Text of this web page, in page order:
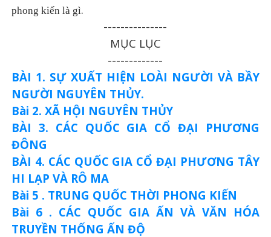
phong kiến là gì.
---------------
MỤC LỤC
-------------
BÀI 1. SỰ XUẤT HIỆN LOÀI NGƯỜI VÀ BẦY
NGƯỜI NGUYÊN THỦY.
Bài 2. XÃ HỘI NGUYÊN THỦY
BÀI 3. CÁC QUỐC GIA CỔ ĐẠI PHƯƠNG
ĐÔNG
BÀI 4. CÁC QUỐC GIA CỔ ĐẠI PHƯƠNG TÂY
HI LẠP VÀ RÔ MA
Bài 5 . TRUNG QUỐC THỜI PHONG KIẾN
Bài 6 . CÁC QUỐC GIA ẤN VÀ VĂN HÓA
TRUYỀN THỐNG ẤN ĐỘ